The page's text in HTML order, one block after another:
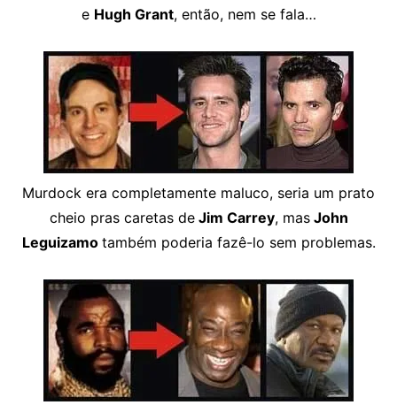
e Hugh Grant, então, nem se fala…
Murdock era completamente maluco, seria um prato
cheio pras caretas deJim Carrey, masJohn
Leguizamo também poderia fazê-lo sem problemas.